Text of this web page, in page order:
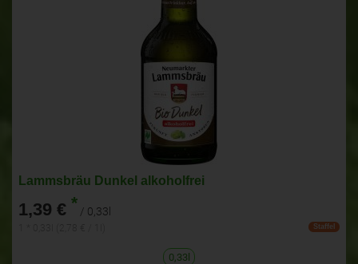
Lammsbräu Dunkel alkoholfrei
1,39 € * / 0,33l
Staffel
0,33l